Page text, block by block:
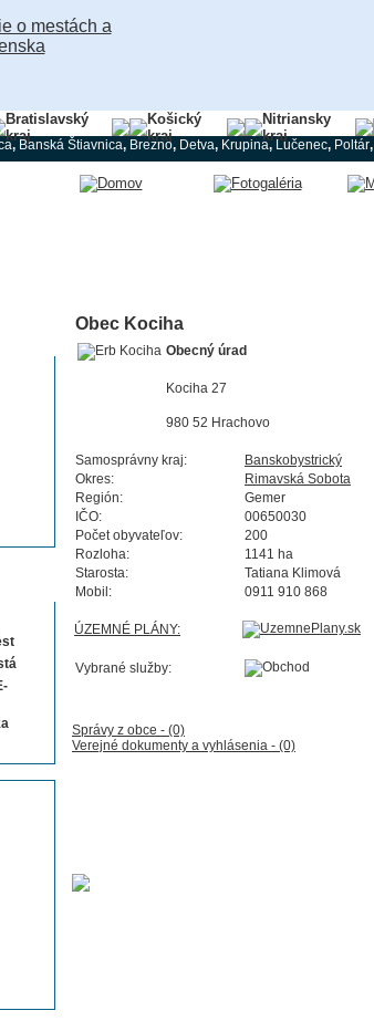
Bratislavský
kraj
Košický
kraj
Nitriansky
kraj
, Banská Štiavnica, Brezno, Detva, Krupina, Lučenec, Poltár,
Obec Kociha
Obecný úrad
Kociha 27
980 52 Hrachovo
Samosprávny kraj:
Banskobystrický
Okres:
Rimavská Sobota
Región:
Gemer
IČO:
00650030
Počet obyvateľov:
200
Rozloha:
1141 ha
Starosta:
Tatiana Klimová
Mobil:
0911 910 868
ÚZEMNÉ PLÁNY:
Vybrané služby:
Správy z obce - (0)
Verejné dokumenty a vyhlásenia - (0)